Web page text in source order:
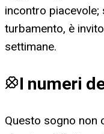
incontro
turbamento, è
settimane.
I numeri
Questo sogno non